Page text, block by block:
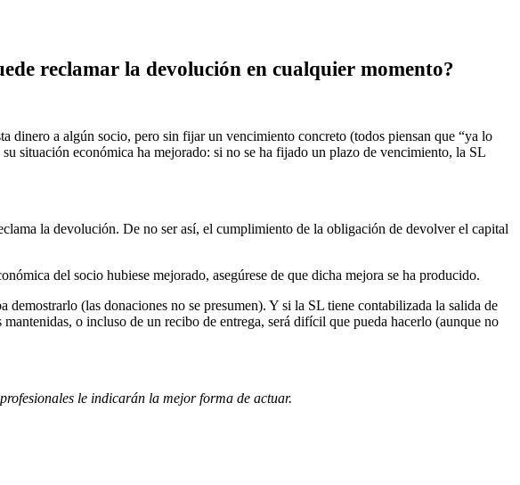
reclamar la devolución en cualquier momento?
dinero a algún socio, pero sin fijar un vencimiento concreto (todos piensan que “ya lo
situación económica ha mejorado: si no se ha fijado un plazo de vencimiento, la SL
la devolución. De no ser así, el cumplimiento de la obligación de devolver el capital
del socio hubiese mejorado, asegúrese de que dicha mejora se ha producido.
(las donaciones no se presumen). Y si la SL tiene contabilizada la salida de
o incluso de un recibo de entrega, será difícil que pueda hacerlo (aunque no
le indicarán la mejor forma de actuar.